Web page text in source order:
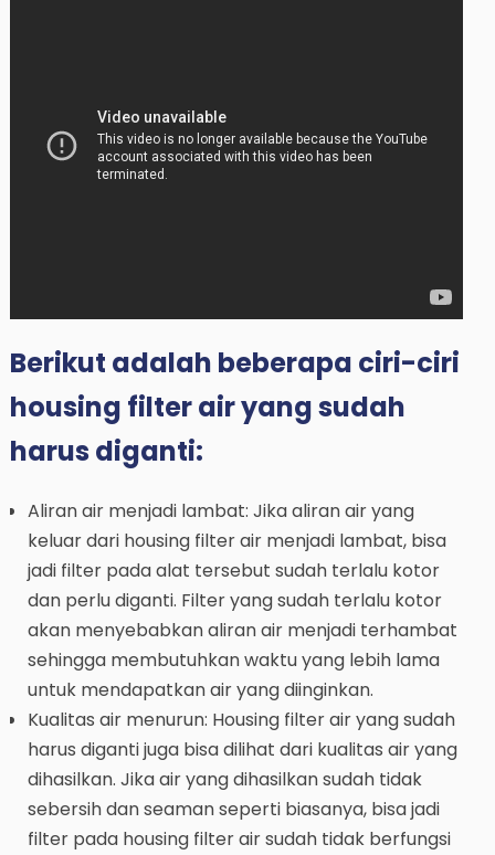
Berikut adalah beberapa ciri-ciri
housing filter air yang sudah
harus diganti:
Aliran air menjadi lambat: Jika aliran air yang
keluar dari housing filter air menjadi lambat, bisa
jadi filter pada alat tersebut sudah terlalu kotor
dan perlu diganti. Filter yang sudah terlalu kotor
akan menyebabkan aliran air menjadi terhambat
sehingga membutuhkan waktu yang lebih lama
untuk mendapatkan air yang diinginkan.
Kualitas air menurun: Housing filter air yang sudah
harus diganti juga bisa dilihat dari kualitas air yang
dihasilkan. Jika air yang dihasilkan sudah tidak
sebersih dan seaman seperti biasanya, bisa jadi
filter pada housing filter air sudah tidak berfungsi